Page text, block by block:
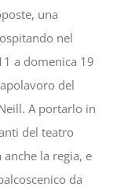
una
nel
a domenica 19
del
A portarlo in
del teatro
la regia, e
da